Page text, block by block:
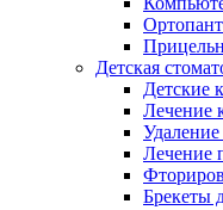
Детская
Детские
Лечение
Лечение
Брекеты